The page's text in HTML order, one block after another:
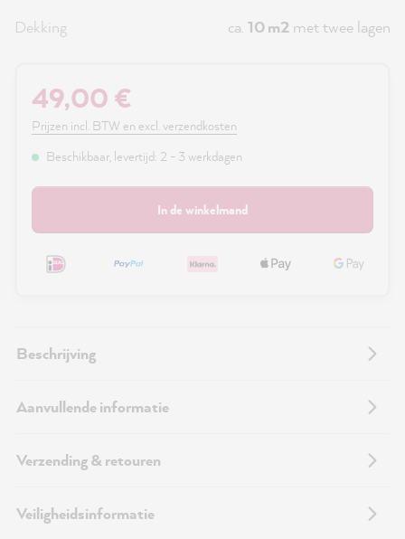
Dekking
ca. 10 m2 met twee lagen
49,00 €
Prijzen incl. BTW en excl. verzendkosten
Beschikbaar, levertijd: 2 - 3 werkdagen
In de winkelmand
Beschrijving
Aanvullende informatie
Verzending & retouren
Veiligheidsinformatie